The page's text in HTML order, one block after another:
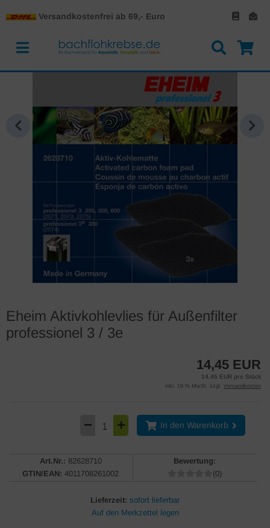
Versandkostenfrei ab 69,- Euro
Eheim Aktivkohlevlies für Außenfilter
professionel 3 / 3e
14,45 EUR
14,45 EUR pro Stück
inkl. 19 % MwSt. zzgl. Versandkosten
In den Warenkorb
Art.Nr.: 82628710
GTIN/EAN: 4011708261002
Bewertung:
(0)
Lieferzeit: sofort lieferbar